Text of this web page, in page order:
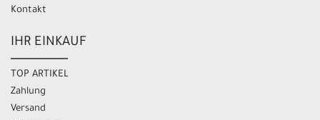
Kontakt
IHR EINKAUF
TOP ARTIKEL
Zahlung
Versand